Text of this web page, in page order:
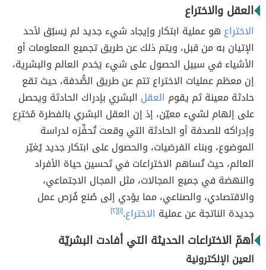
العقل والاختراع
الاختراع هو عملية ابتكار وإيجاد شيء جديد لم يَسبُق لأحد
الإتيان به من قبل، ويتم ذلك عن طريق تجميع المعلومات أو
الأشياء في سبيل الحصول على شيء يَخدم العالم والبشرية،
إن معظم عمليات الاختراع تتم عن طريق الصُّدفة، حيث تقع
حادثة معينة ثم يقوم العقل البشري بإدراك الحادثة ويحصل
على إلهام لشيء معيّن، إذ إن العقل البشري بالفطرة مُخترِع
وإدراكه للصدفة أو الحادثة التي وقعت تُحفِّزه لدراسة
الموضوع، وبناء الفرضيات، والحصول على ابتكار جديد يُغيّر
العالم، حيث تُساهم الاختراعات في تَحسين حياة الأفراد
والنهضة في جميع المجالات، مثل المجال الاجتماعي،
والاقتصادي، والصناعي، مما يؤدي إلى صُنع فُرَص عمل
جديدة الناتجة عن عملية الاختراع.[١] [٢]
أهمّ الاختراعات الحديثة التي أفادت البشريّة
العين الإلكترونية